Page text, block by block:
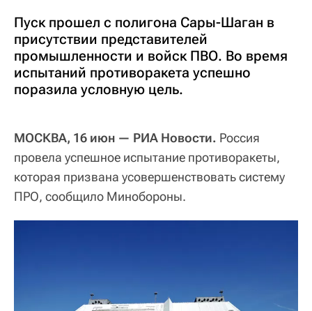
Пуск прошел с полигона Сары-Шаган в
присутствии представителей
промышленности и войск ПВО. Во время
испытаний противоракета успешно
поразила условную цель.
МОСКВА, 16 июн — РИА Новости. Россия
провела успешное испытание противоракеты,
которая призвана усовершенствовать систему
ПРО, сообщило Минобороны.